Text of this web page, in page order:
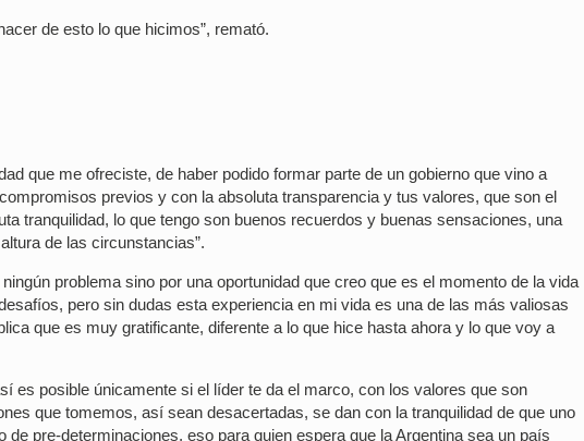
de esto lo que hicimos”, remató.
que me ofreciste, de haber podido formar parte de un gobierno que vino a
previos y con la absoluta transparencia y tus valores, que son el
tranquilidad, lo que tengo son buenos recuerdos y buenas sensaciones, una
de las circunstancias”.
problema sino por una oportunidad que creo que es el momento de la vida
pero sin dudas esta experiencia en mi vida es una de las más valiosas
que es muy gratificante, diferente a lo que hice hasta ahora y lo que voy a
es posible únicamente si el líder te da el marco, con los valores que son
que tomemos, así sean desacertadas, se dan con la tranquilidad de que uno
pre-determinaciones, eso para quien espera que la Argentina sea un país